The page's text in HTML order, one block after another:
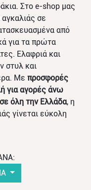
Στο e-shop μας
σε
από
για τα πρώτα
Ελαφριά και
στυλ και
Με προσφορές
για αγορές άνω
όλη την Ελλάδα, η
γίνεται εύκολη